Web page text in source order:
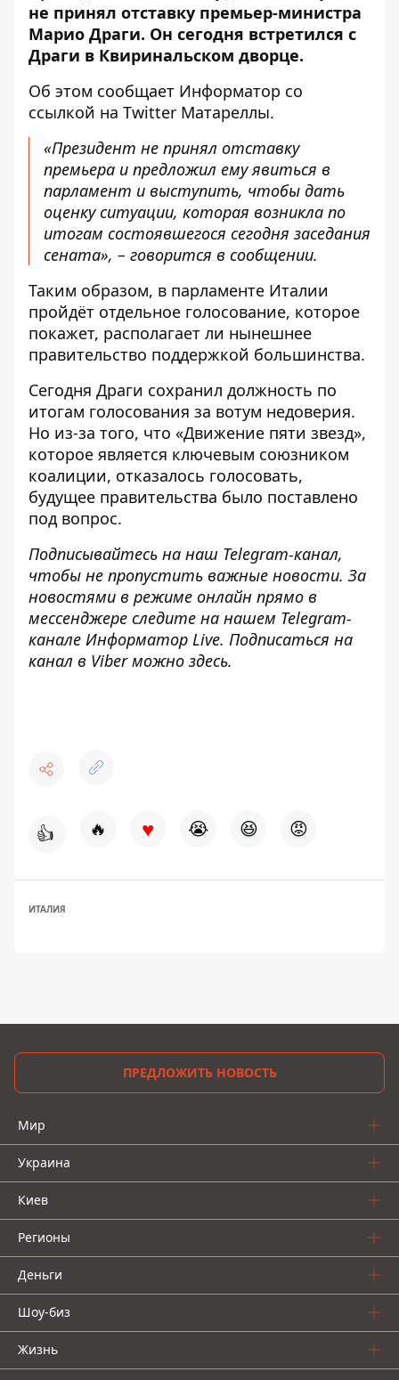
не принял отставку премьер-министра
Марио Драги. Он сегодня встретился с
Драги в Квиринальском дворце.
Об этом сообщает Информатор со
ссылкой на Twitter Матареллы.
«Президент не принял отставку
премьера и предложил ему явиться в
парламент и выступить, чтобы дать
оценку ситуации, которая возникла по
итогам состоявшегося сегодня заседания
сената», – говорится в сообщении.
Таким образом, в парламенте Италии
пройдёт отдельное голосование, которое
покажет, располагает ли нынешнее
правительство поддержкой большинства.
Сегодня Драги сохранил должность по
итогам голосования за вотум недоверия.
Но из-за того, что «Движение пяти звезд»,
которое является ключевым союзником
коалиции, отказалось голосовать,
будущее правительства было поставлено
под вопрос.
Подписывайтесь на наш Telegram-канал,
чтобы не пропустить важные новости. За
новостями в режиме онлайн прямо в
мессенджере следите на нашем Telegram-
канале Информатор Live. Подписаться на
канал в Viber можно здесь.
👍 🔥 ♥ 😭 😆 😡
ИТАЛИЯ
ПРЕДЛОЖИТЬ НОВОСТЬ
Мир
Украина
Киев
Регионы
Деньги
Шоу-биз
Жизнь